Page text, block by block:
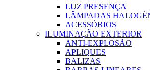
LUZ PRESENÇA
LÂMPADAS
ACESSÓRIOS
ILUMINAÇÃO EXTERIOR
ANTI-EXPLOSÃO
APLIQUES
BALIZAS